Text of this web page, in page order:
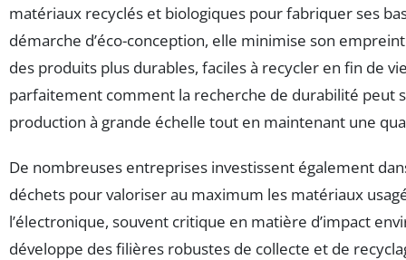
matériaux recyclés et biologiques pour fabriquer ses
démarche d’éco-conception, elle minimise son
des produits plus durables, faciles à recycler en fin de
parfaitement comment la recherche de durabilité peut
production à grande échelle tout en maintenant une
De nombreuses entreprises investissent également
déchets pour valoriser au maximum les matériaux
l’électronique, souvent critique en matière d’impact
développe des filières robustes de collecte et de